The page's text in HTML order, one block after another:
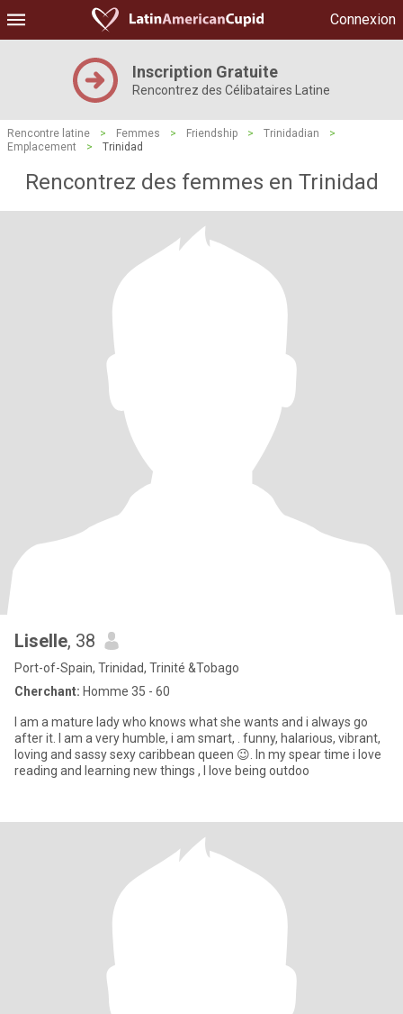
Connexion
Inscription Gratuite
Rencontrez des Célibataires Latine
Rencontre latine > Femmes > Friendship > Trinidadian
>
Emplacement
> Trinidad
Rencontrez des femmes en Trinidad
Liselle, 38
Port-of-Spain, Trinidad, Trinité &Tobago
Cherchant: Homme 35 - 60
I am a mature lady who knows what she wants and i always go
after it. I am a very humble, i am smart, . funny, halarious, vibrant,
loving and sassy sexy caribbean queen 😉. In my spear time i love
reading and learning new things , I love being outdoo